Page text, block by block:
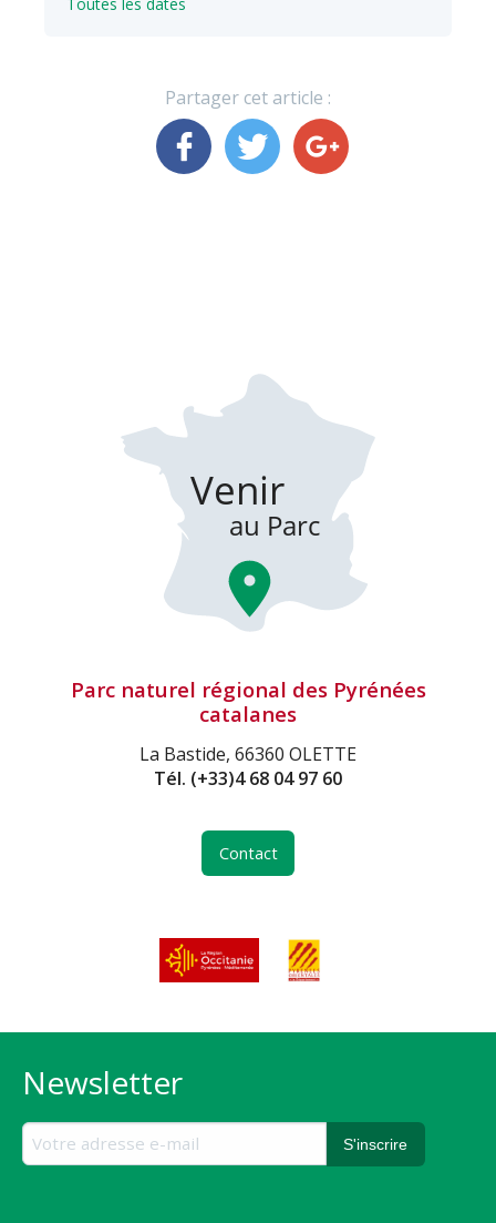
Partager cet article :
Parc naturel régional des Pyrénées
catalanes
La Bastide, 66360 OLETTE
Tél. (+33)4 68 04 97 60
Contact
Newsletter